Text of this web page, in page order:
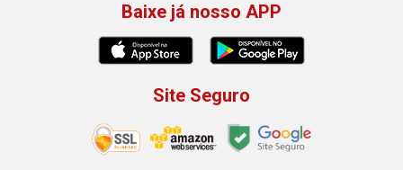
Baixe já nosso APP
Site Seguro